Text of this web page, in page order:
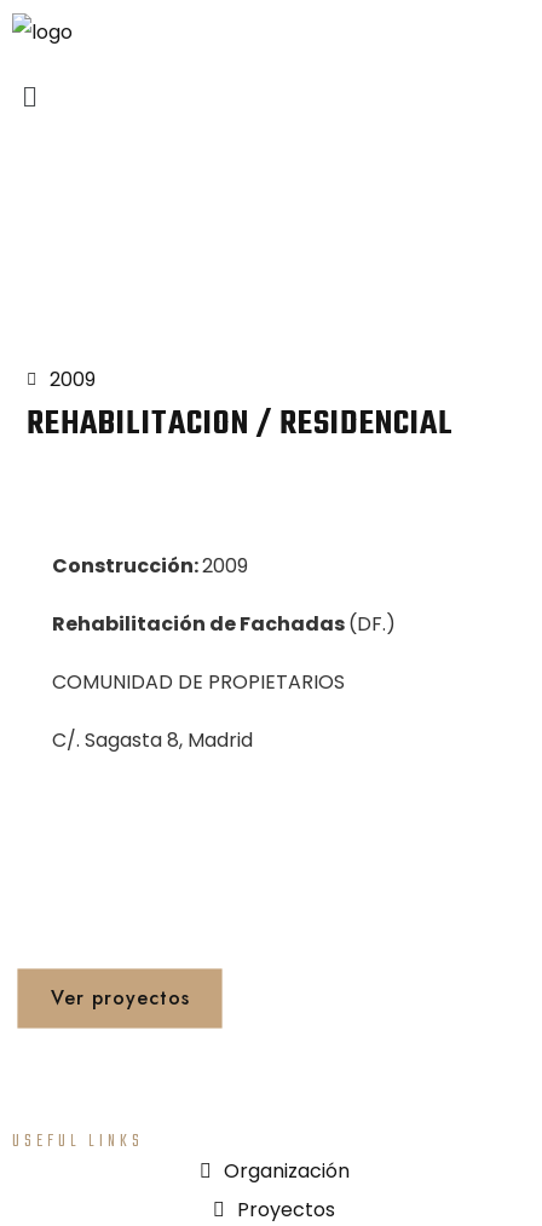
2009
REHABILITACION / RESIDENCIAL
Construcción:2009
Rehabilitación de Fachadas(DF.)
COMUNIDAD DE PROPIETARIOS
C/. Sagasta 8, Madrid
Ver proyectos
USEFUL LINKS
Organización
Proyectos